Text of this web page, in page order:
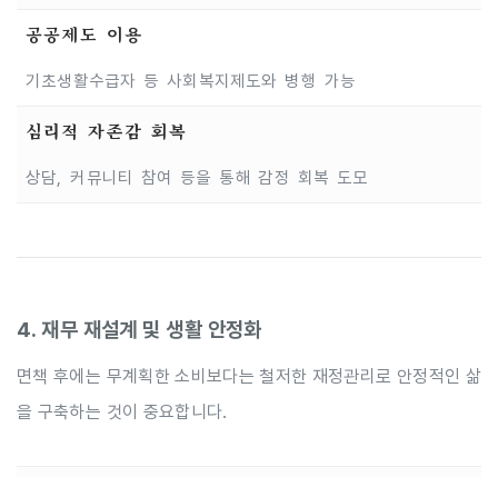
공공제도 이용
기초생활수급자 등 사회복지제도와 병행 가능
심리적 자존감 회복
상담, 커뮤니티 참여 등을 통해 감정 회복 도모
4. 재무 재설계 및 생활 안정화
면책 후에는 무계획한 소비보다는 철저한 재정관리로 안정적인 삶
을 구축하는 것이 중요합니다.